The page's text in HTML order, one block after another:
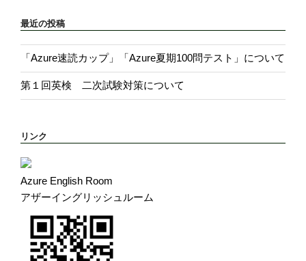
最近の投稿
「Azure速読カップ」「Azure夏期100問テスト」について
第１回英検 二次試験対策について
リンク
Azure English Room
アザーイングリッシュルーム